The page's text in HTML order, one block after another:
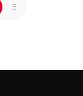
5